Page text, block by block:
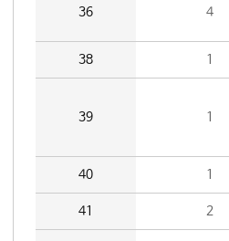
36 4
38 1
39 1
40 1
41 2